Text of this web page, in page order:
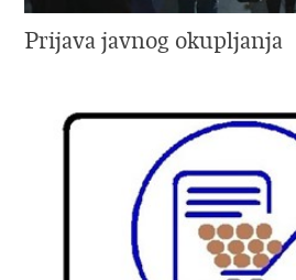
Prijava javnog okupljanja